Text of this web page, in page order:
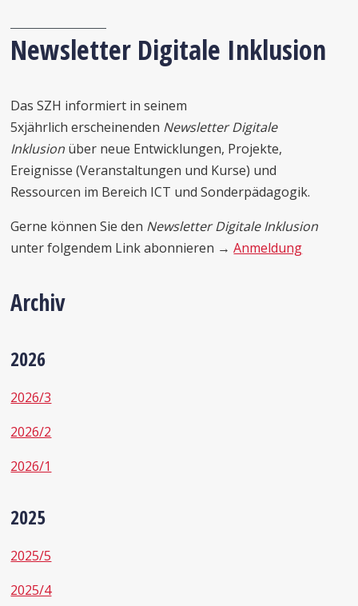
Newsletter Digitale Inklusion
Das SZH informiert in seinem
5xjährlich erscheinenden Newsletter Digitale
Inklusion über neue Entwicklungen, Projekte,
Ereignisse (Veranstaltungen und Kurse) und
Ressourcen im Bereich ICT und Sonderpädagogik.
Gerne können Sie den Newsletter Digitale Inklusion
unter folgendem Link abonnieren →Anmeldung
Archiv
2026
2026/3
2026/2
2026/1
2025
2025/5
2025/4